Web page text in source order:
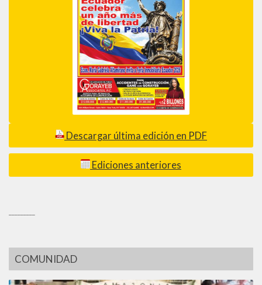
Descargar última edición en PDF
Ediciones anteriores
COMUNIDAD